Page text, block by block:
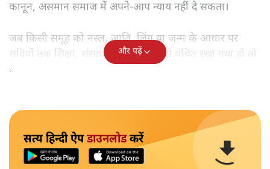
कानून, असमान समाज में अपने-आप न्याय नहीं दे सकता।
जब किसी समूह को नस्ल, जाति, लिंग या जन्म के आधार पर
सदियों तक शिक्षा, संसाधनों और सम्मान से वंचित रखा गया हो तो
केवल ‘सब बराबर हैं’ कह देने से स्थिति नहीं बदलती।
और पढ़ें
सत्य हिन्दी ऐपडाउनलोडकरें